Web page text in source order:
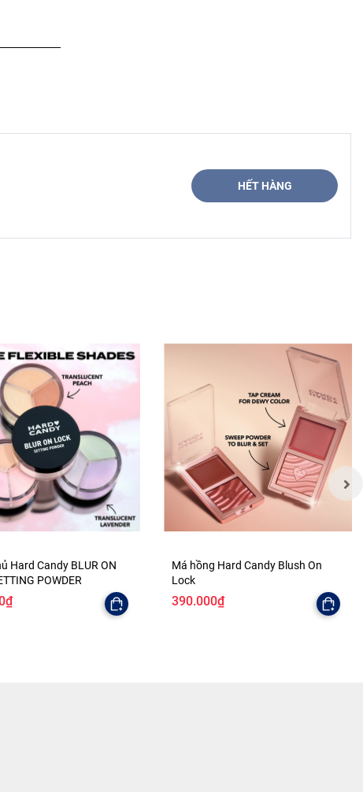
HẾT HÀNG
Hard Candy BLUR ON
POWDER
Má hồng Hard Candy Blush On
Lock
390.000₫